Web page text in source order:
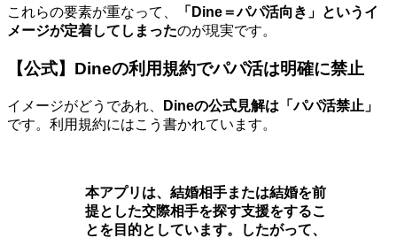
これらの要素が重なって、
「Dine＝パパ活向き」というイ
メージが定着してしまったのが現実です。
【公式】Dineの利用規約でパパ活は明確に禁止
イメージがどうであれ、
Dineの公式見解は「パパ活禁止」
です。利用規約にはこう書かれています。
本アプリは、結婚相手または結婚を前
提とした交際相手を探す支援をするこ
とを目的としています。したがって、